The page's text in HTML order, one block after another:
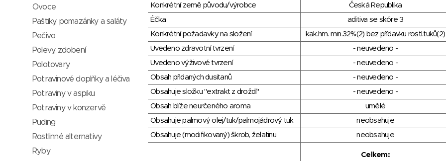
Konkrétní země původu/výrobce
Česká Republika
Éčka
aditiva se skóre 3
Konkrétní požadavky na složení
kak.hm. min.32%(2) bez přídavku rostl.tuků(2)
Uvedeno zdravotní tvrzení
- neuvedeno -
Uvedeno výživové tvrzení
- neuvedeno -
Obsah přidaných dusitanů
- neuvedeno -
Obsahuje složku "extrakt z droždí"
- neuvedeno -
Obsah blíže neurčeného aroma
umělé
Obsahuje palmový olej/tuk/palmojádrový tuk
neobsahuje
Obsahuje (modifikovaný) škrob, želatinu
neobsahuje
Celkem:
Ovoce
Paštiky, pomazánky a saláty
Pečivo
Polevy, zdobení
Polotovary
Potravinové doplňky a léčiva
Potraviny v aspiku
Potraviny v konzervě
Puding
Rostlinné alternativy
Ryby